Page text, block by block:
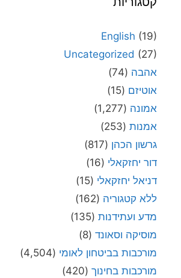
English (19)
Uncategorized (27)
אהבה (74)
אוטיזם (15)
אמונה (1,277)
אמנות (253)
גרשון הכהן (817)
דור יחזקאלי (16)
דניאל יחזקאלי (15)
ללא קטגוריה (162)
מדע ועתידנות (135)
מוסיקה וסאונד (8)
מורכבות בביטחון לאומי (4,504)
מורכבות בחינוך (420)